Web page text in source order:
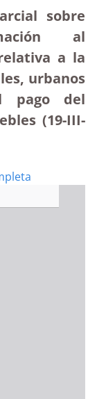
sobre
al
a la
urbanos
pago del
(19-III-